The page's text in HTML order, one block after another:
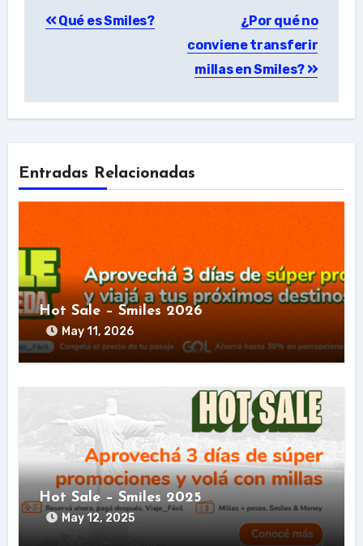
de
Qué es Smiles?
¿Por qué no
conviene transferir
millas en Smiles?
Entradas Relacionadas
Hot Sale – Smiles 2026
May 11, 2026
Hot Sale – Smiles 2025
May 12, 2025